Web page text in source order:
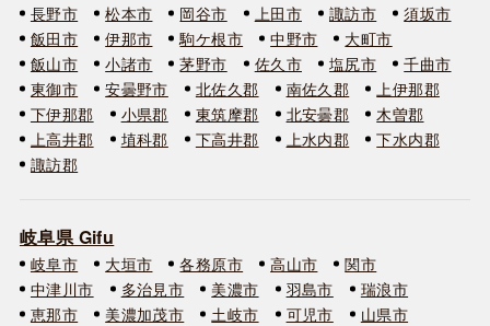
長野市 松本市 岡谷市 上田市 諏訪市
須坂市
飯田市
伊那市 駒ケ根市 中野市
大町市
飯山市
小諸市 茅野市 佐久市 塩尻市
千曲市
東御市
安曇野市 北佐久郡 南佐久郡
上伊那郡
下伊那郡
小県郡 東筑摩郡 北安曇郡
木曽郡
上高井郡
埴科郡 下高井郡 上水内郡
下水内郡
諏訪郡
岐阜県 Gifu
岐阜市 大垣市 各務原市 高山市
関市
中津川市
多治見市 美濃市 羽島市
瑞浪市
恵那市
美濃加茂市 土岐市 可児市
山県市